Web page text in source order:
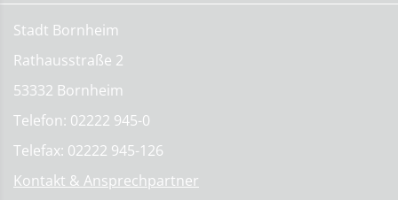
Stadt Bornheim
Rathausstraße 2
53332 Bornheim
Telefon: 02222 945-0
Telefax: 02222 945-126
Kontakt & Ansprechpartner